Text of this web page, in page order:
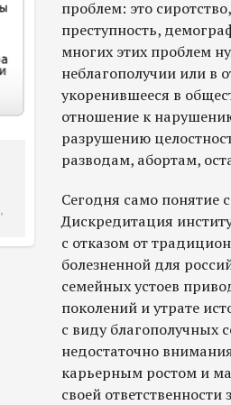
проблем: это
преступность,
многих этих проблем
неблагополучии или в
укоренившееся в
отношение к
разрушению
разводам, абортам,
Сегодня само понятие
Дискредитация
с отказом от
болезненной для
семейных устоев
поколений и утрате
с виду благополучных
недостаточно
карьерным ростом и
своей